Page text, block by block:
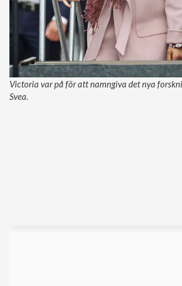
Victoria var på för att namngiva det nya
Svea.